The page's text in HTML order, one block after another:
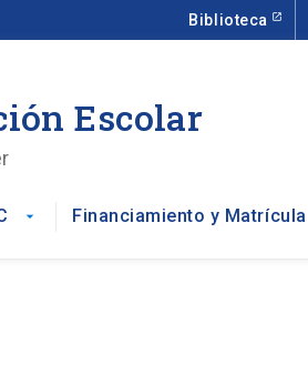
Biblioteca
Escolar
arrow_drop_down Financiamiento y Matrícula